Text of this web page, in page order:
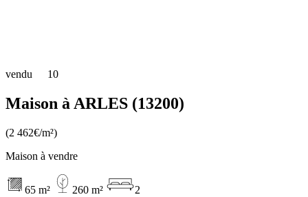
vendu 10
Maison à ARLES (13200)
(2 462€/m²)
Maison à vendre
65 m² 260 m²
2